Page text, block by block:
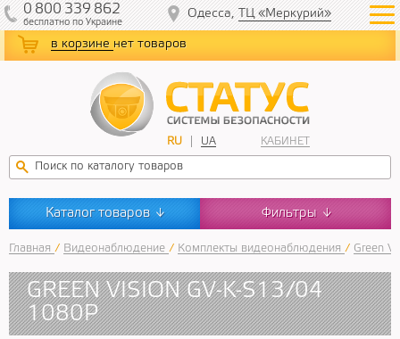
в корзине нет товаров
RU UA КАБИНЕТ
0 800 339 862
бесплатнопо Украине
Одесса, ТЦ «Меркурий»
Каталог товаров ↓ Фильтры ↓
Главная / Видеонаблюдение / Комплекты видеонаблюдения / Green
GREEN VISION GV-K-S13/04
1080P